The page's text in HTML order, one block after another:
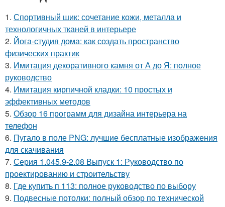
1. Спортивный шик: сочетание кожи, металла и
технологичных тканей в интерьере
2. Йога-студия дома: как создать пространство
физических практик
3. Имитация декоративного камня от А до Я: полное
руководство
4. Имитация кирпичной кладки: 10 простых и
эффективных методов
5. Обзор 16 программ для дизайна интерьера на
телефон
6. Пугало в поле PNG: лучшие бесплатные изображения
для скачивания
7. Серия 1.045.9-2.08 Выпуск 1: Руководство по
проектированию и строительству
8. Где купить п 113: полное руководство по выбору
9. Подвесные потолки: полный обзор по технической